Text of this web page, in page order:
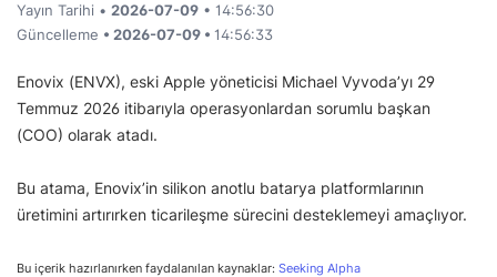
Yayın Tarihi • 2026-07-09 • 14:56:30
Güncelleme • 2026-07-09 • 14:56:33
Enovix (ENVX), eski Apple yöneticisi Michael Vyvoda’yı 29
Temmuz 2026 itibarıyla operasyonlardan sorumlu başkan
(COO) olarak atadı.
Bu atama, Enovix’in silikon anotlu batarya platformlarının
üretimini artırırken ticarileşme sürecini desteklemeyi amaçlıyor.
Bu içerik hazırlanırken faydalanılan kaynaklar: Seeking Alpha